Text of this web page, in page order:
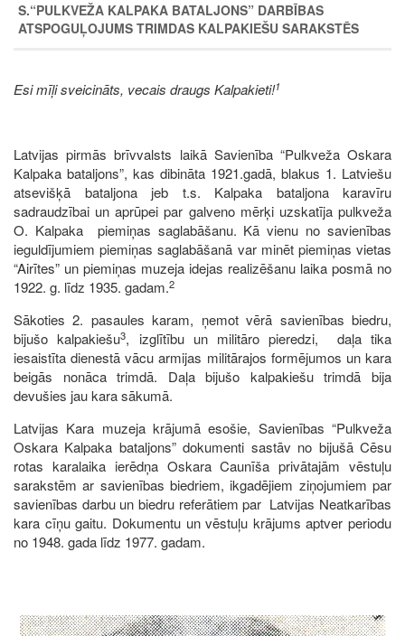
S.“PULKVEŽA KALPAKA BATALJONS” DARBĪBAS
ATSPOGUĻOJUMS TRIMDAS KALPAKIEŠU SARAKSTĒS
Esi mīļi sveicināts, vecais draugs Kalpakieti!1
Latvijas pirmās brīvvalsts laikā Savienība “Pulkveža Oskara
Kalpaka bataljons”, kas dibināta 1921.gadā, blakus 1. Latviešu
atsevišķā bataljona jeb t.s. Kalpaka bataljona karavīru
sadraudzībai un aprūpei par galveno mērķi uzskatīja pulkveža
O. Kalpaka piemiņas saglabāšanu. Kā vienu no savienības
ieguldījumiem piemiņas saglabāšanā var minēt piemiņas vietas
“Airītes” un piemiņas muzeja idejas realizēšanu laika posmā no
1922. g. līdz 1935. gadam.2
Sākoties 2. pasaules karam, ņemot vērā savienības biedru,
bijušo kalpakiešu3, izglītību un militāro pieredzi, daļa tika
iesaistīta dienestā vācu armijas militārajos formējumos un kara
beigās nonāca trimdā. Daļa bijušo kalpakiešu trimdā bija
devušies jau kara sākumā.
Latvijas Kara muzeja krājumā esošie, Savienības “Pulkveža
Oskara Kalpaka bataljons” dokumenti sastāv no bijušā Cēsu
rotas karalaika ierēdņa Oskara Caunīša privātajām vēstuļu
sarakstēm ar savienības biedriem, ikgadējiem ziņojumiem par
savienības darbu un biedru referātiem par Latvijas Neatkarības
kara cīņu gaitu. Dokumentu un vēstuļu krājums aptver periodu
no 1948. gada līdz 1977. gadam.
Image